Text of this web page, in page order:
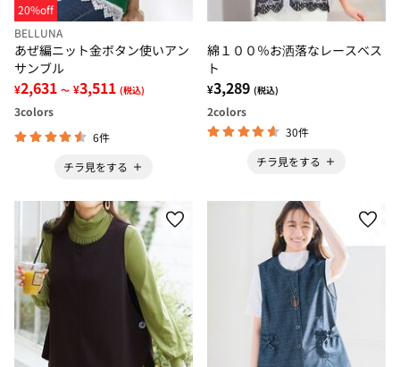
20%off
BELLUNA
あぜ編ニット金ボタン使いアン
サンブル
¥2,631 ～ ¥3,511 (税込)
3colors
6件
チラ見をする
綿１００％お洒落なレースベス
ト
¥3,289 (税込)
2colors
30件
チラ見をする